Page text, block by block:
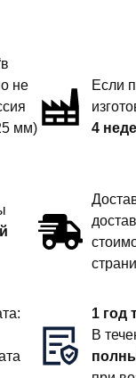
не
мм)
Если
4
1 год
В